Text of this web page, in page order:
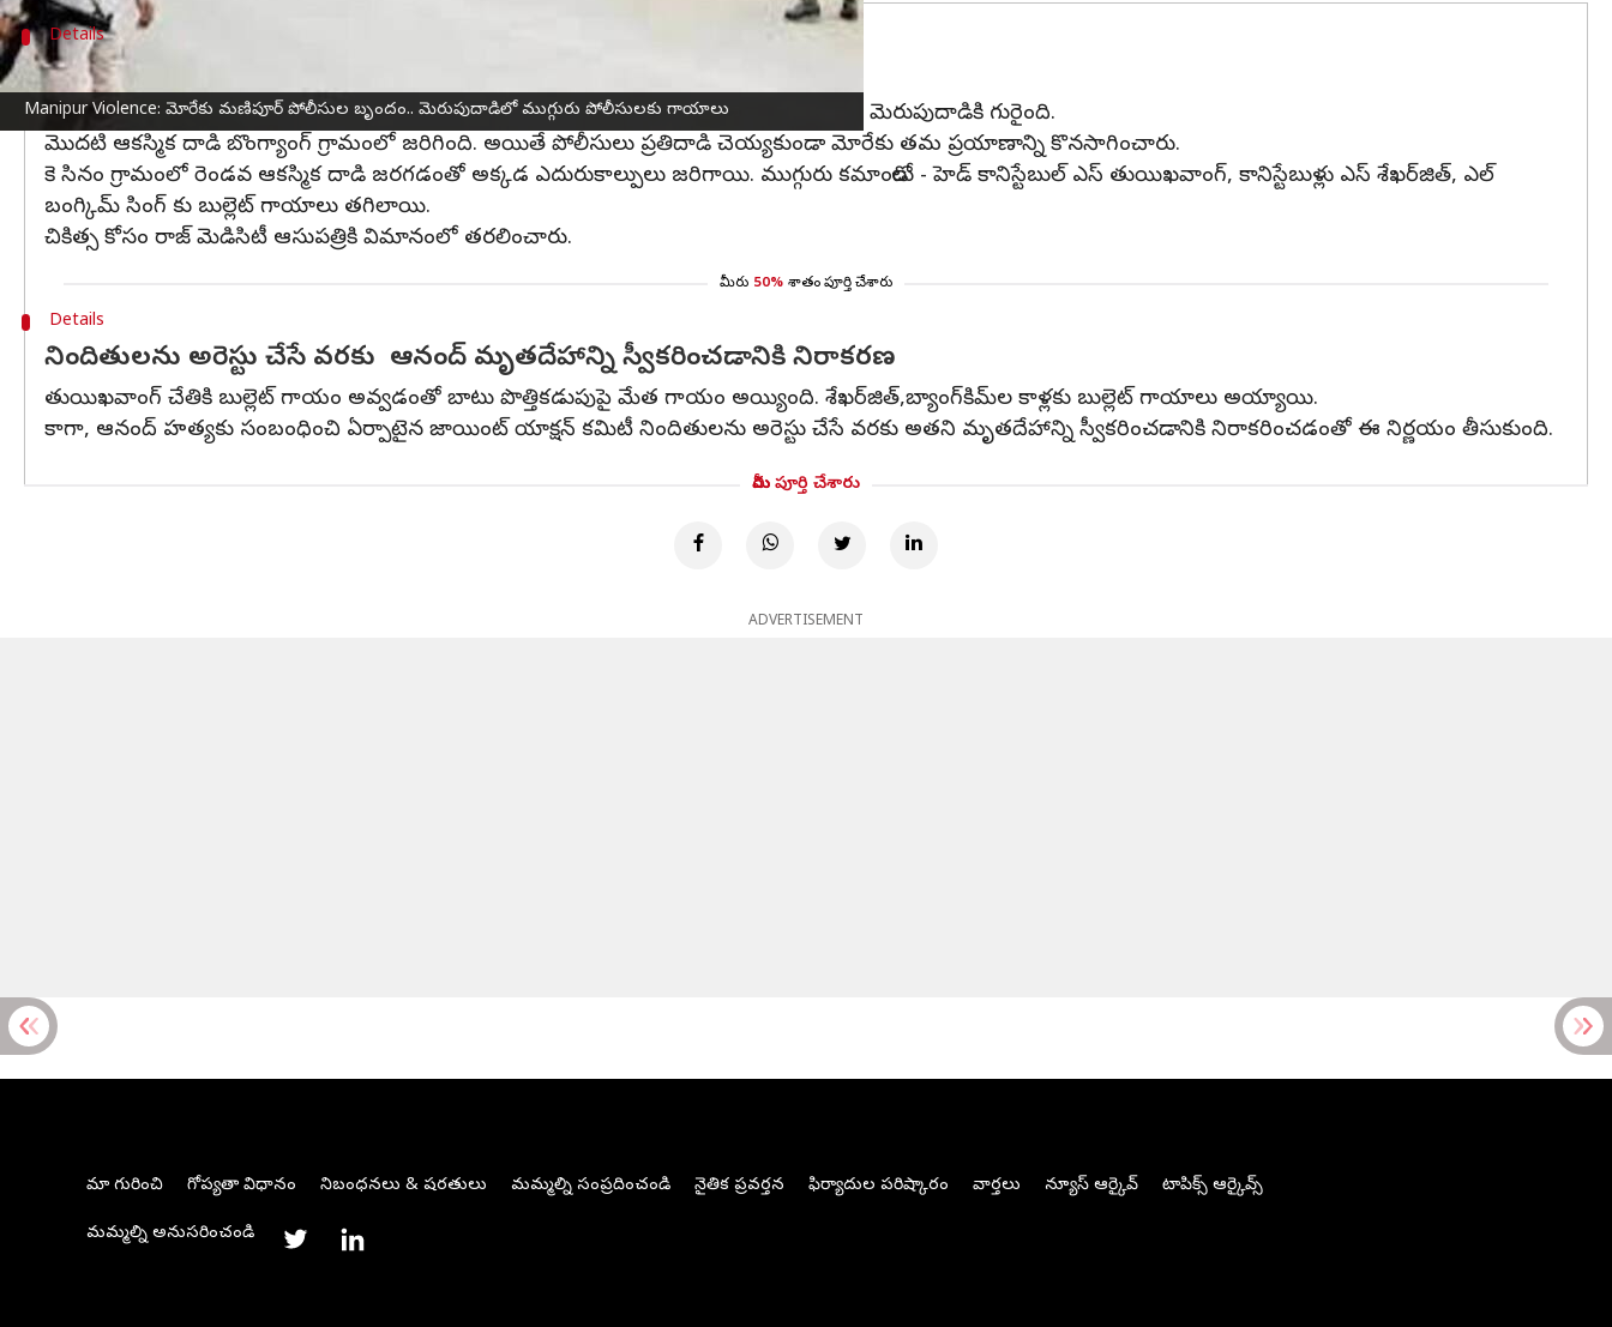
Manipur Violence: మోరేకు మణిపూర్ పోలీసుల బృందం.. మెరుపుదాడిలో ముగ్గురు పోలీసులకు గాయాలు
Details
మణిపూర్ పోలీసుల కాన్వాయ్ పై మెరుపుదాడి
ఇండో-మయన్మార్ జాతీయ రహదారి వెంబడి రెండు వేర్వేరు ప్రదేశాలలో మణిపూర్ పోలీసుల కాన్వాయ్ మెరుపుదాడికి గురైంది.
మొదటి ఆకస్మిక దాడి బొంగ్యాంగ్ గ్రామంలో జరిగింది. అయితే పోలీసులు ప్రతిదాడి చెయ్యకుండా మోరేకు తమ ప్రయాణాన్ని కొనసాగించారు.
కె సినం గ్రామంలో రెండవ ఆకస్మిక దాడి జరగడంతో అక్కడ ఎదురుకాల్పులు జరిగాయి. ముగ్గురు కమాండోలు - హెడ్ కానిస్టేబుల్ ఎస్ తుయిఖవాంగ్, కానిస్టేబుళ్లు ఎస్ శేఖర్‌జిత్, ఎల్
బంగ్కిమ్ సింగ్ కు బుల్లెట్ గాయాలు తగిలాయి.
చికిత్స కోసం రాజ్ మెడిసిటీ ఆసుపత్రికి విమానంలో తరలించారు.
మీరు 50% శాతం పూర్తి చేశారు
Details
నిందితులను అరెస్టు చేసే వరకు ఆనంద్ మృతదేహాన్ని స్వీకరించడానికి నిరాకరణ
తుయిఖవాంగ్ చేతికి బుల్లెట్ గాయం అవ్వడంతో బాటు పొత్తికడుపుపై ​​మేత గాయం అయ్యింది. శేఖర్‌జిత్,బ్యాంగ్‌కిమ్‌ల కాళ్లకు బుల్లెట్ గాయాలు అయ్యాయి.
కాగా, ఆనంద్ హత్యకు సంబంధించి ఏర్పాటైన జాయింట్ యాక్షన్ కమిటీ నిందితులను అరెస్టు చేసే వరకు అతని మృతదేహాన్ని స్వీకరించడానికి నిరాకరించడంతో ఈ నిర్ణయం తీసుకుంది.
మీరు పూర్తి చేశారు
ADVERTISEMENT
మా గురించి గోప్యతా విధానం నిబంధనలు & షరతులు మమ్మల్ని సంప్రదించండి నైతిక ప్రవర్తన ఫిర్యాదుల పరిష్కారం వార్తలు న్యూస్ ఆర్కైవ్ టాపిక్స్ ఆర్కైవ్స్
మమ్మల్ని అనుసరించండి